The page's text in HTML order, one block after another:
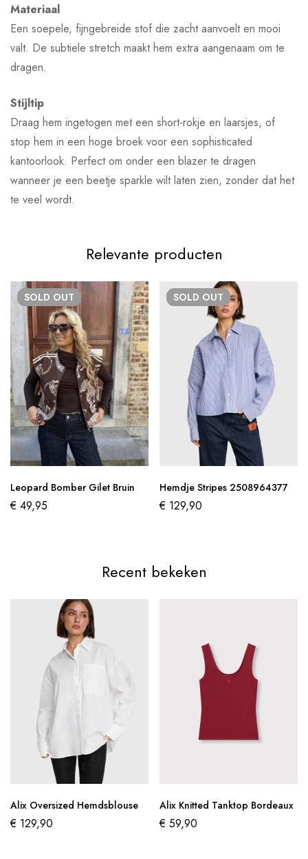
Materiaal
Een soepele, fijngebreide stof die zacht aanvoelt en mooi
valt. De subtiele stretch maakt hem extra aangenaam om te
dragen.
Stijltip
Draag hem ingetogen met een short-rokje en laarsjes, of
stop hem in een hoge broek voor een sophisticated
kantoorlook. Perfect om onder een blazer te dragen
wanneer je een beetje sparkle wilt laten zien, zonder dat het
te veel wordt.
Relevante producten
SOLD OUT
Leopard Bomber Gilet Bruin
€ 49,95
SOLD OUT
Hemdje Stripes 2508964377
€ 129,90
Recent bekeken
Alix Oversized Hemdsblouse
€ 129,90
Alix Knitted Tanktop Bordeaux
€ 59,90